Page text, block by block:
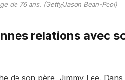
de 76 ans. (Getty/Jason Bean-Pool)
relations avec
de son père, Jimmy Lee. Dans